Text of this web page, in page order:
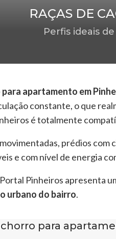
RAÇAS DE
Perfis ideais
apartamento em
constante, o que
é totalmente
prédios com
e com nível de energia
Pinheiros apresenta
urbano do bairro.
para